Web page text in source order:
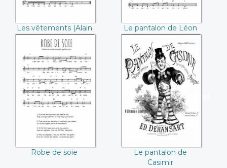
Les vêtements (Alain
le Lait)
Le pantalon de Léon
(Aristide Bruant)
Robe de soie
Robe de soie
Le pantalon de
Casimir
(Baumaine et Blondel
/ Edouard
Deransart)
Le pantalon de
Casimir